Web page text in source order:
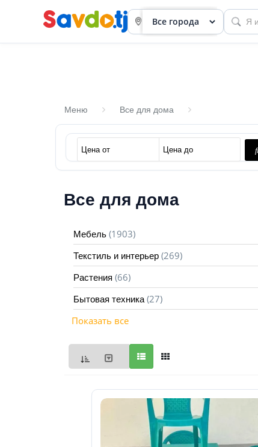
приборов
Посмотреть
Меню Все для дома
Все для дома
Мебель (1903)
Текстиль и интерьер (269)
Растения (66)
Бытовая техника (27)
Показать все